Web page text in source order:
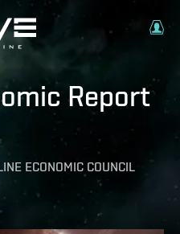
Report
ECONOMIC COUNCIL